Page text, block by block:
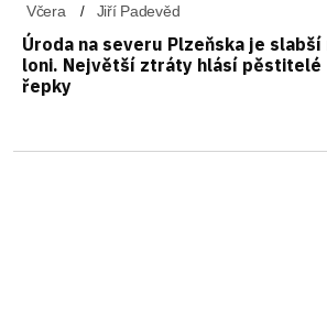
Včera Jiří Padevěd
Úroda na severu Plzeňska je slabší
loni. Největší ztráty hlásí pěstitelé
řepky